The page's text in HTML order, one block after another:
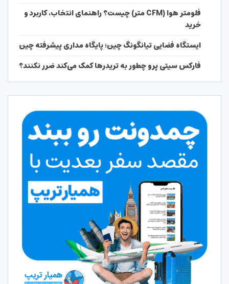
فلومتر هوا (CFM متر) چیست؟ راهنمای انتخاب، کاربرد و
خرید
ایستگاه فضایی تیانگونگ چین؛ پایگاه مداری پیشرفته چین
فارکس سیتی پرو چطور به تریدرها کمک می‌کند ضرر نکنند؟